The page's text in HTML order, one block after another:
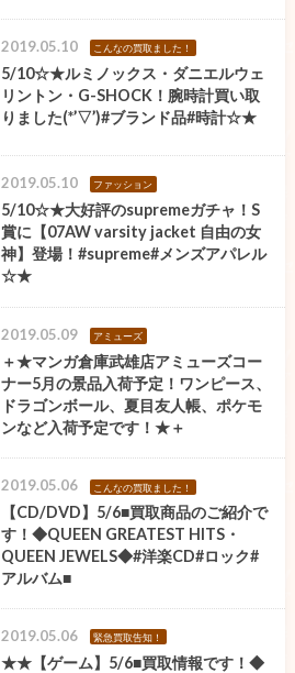
2019.05.10 こんなの買取ました！
5/10☆★ルミノックス・ダニエルウェ
リントン・G-SHOCK！腕時計買い取
りました(*’▽’)#ブランド品#時計☆★
2019.05.10 ファッション
5/10☆★大好評のsupremeガチャ！S
賞に【07AW varsity jacket 自由の女
神】登場！#supreme#メンズアパレル
☆★
2019.05.09 アミューズ
＋★マンガ倉庫武雄店アミューズコー
ナー5月の景品入荷予定！ワンピース、
ドラゴンボール、夏目友人帳、ポケモ
ンなど入荷予定です！★＋
2019.05.06 こんなの買取ました！
【CD/DVD】5/6■買取商品のご紹介で
す！◆QUEEN GREATEST HITS・
QUEEN JEWELS◆#洋楽CD#ロック#
アルバム■
2019.05.06 緊急買取告知！
★★【ゲーム】5/6■買取情報です！◆